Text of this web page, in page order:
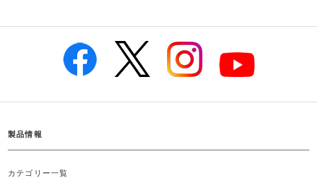
製品情報
カテゴリー一覧